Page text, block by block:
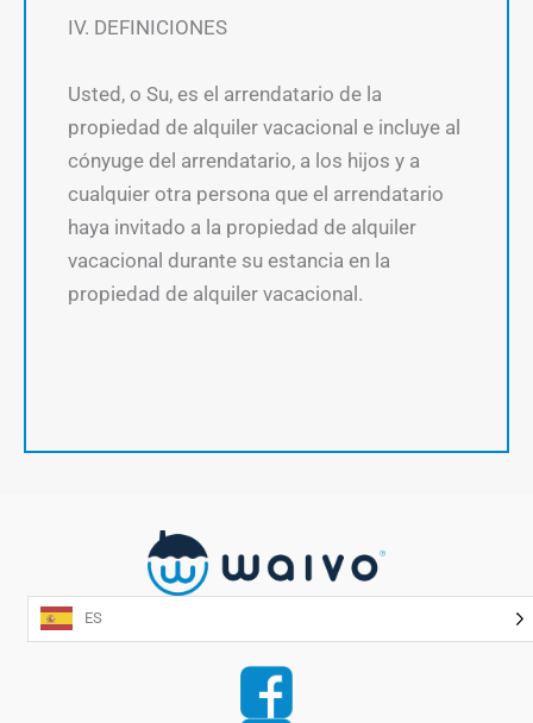
IV. DEFINICIONES
Usted, o Su, es el arrendatario de la
propiedad de alquiler vacacional e incluye al
cónyuge del arrendatario, a los hijos y a
cualquier otra persona que el arrendatario
haya invitado a la propiedad de alquiler
vacacional durante su estancia en la
propiedad de alquiler vacacional.
ES